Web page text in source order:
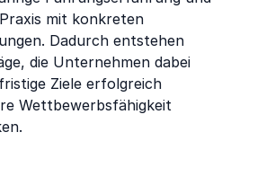
mit konkreten
Dadurch entstehen
die Unternehmen dabei
Ziele erfolgreich
Wettbewerbsfähigkeit